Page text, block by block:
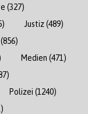
(327)
Justiz(489)
(856)
Medien (471)
Polizei (1240)